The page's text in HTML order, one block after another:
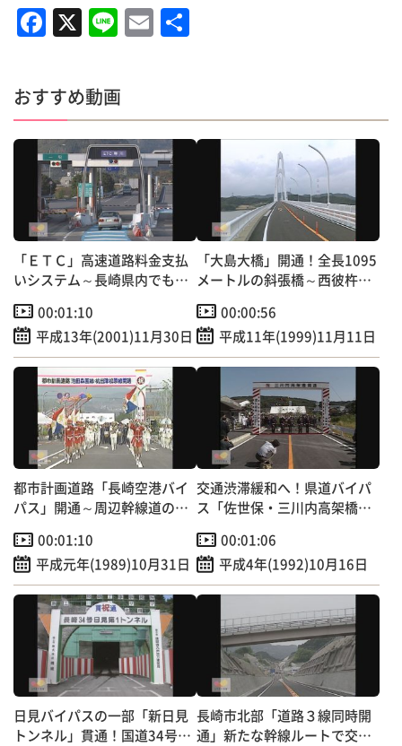
F
a
c
e
b
o
o
k
X Li
n
e
E
m
l
おすすめ動画
「ＥＴＣ」高速道路料金支払
いシステム～長崎県内でも運
00:01:10
平成13年(2001)11月30日
「大島大橋」開通！全長1095
メートルの斜張橋～西彼杵半
00:00:56
平成11年(1999)11月11日
都市計画道路「長崎空港バイ
パス」開通～周辺幹線道の交
00:01:10
平成元年(1989)10月31日
交通渋滞緩和へ！県道バイパ
ス「佐世保・三川内高架橋」
00:01:06
平成4年(1992)10月16日
日見バイパスの一部「新日見
トンネル」貫通！国道34号交
長崎市北部「道路３線同時開
通」新たな幹線ルートで交通